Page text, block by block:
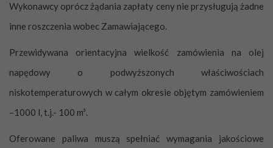
Wykonawcy oprócz żądania zapłaty ceny nie przysługują żadne
inne roszczenia wobec Zamawiającego.
Przewidywana orientacyjna wielkość zamówienia na olej
napędowy o podwyższonych właściwościach
niskotemperaturowych w całym okresie objętym zamówieniem
–1000 l, t.j.- 100 m³.
Oferowane paliwa muszą spełniać wymagania jakościowe